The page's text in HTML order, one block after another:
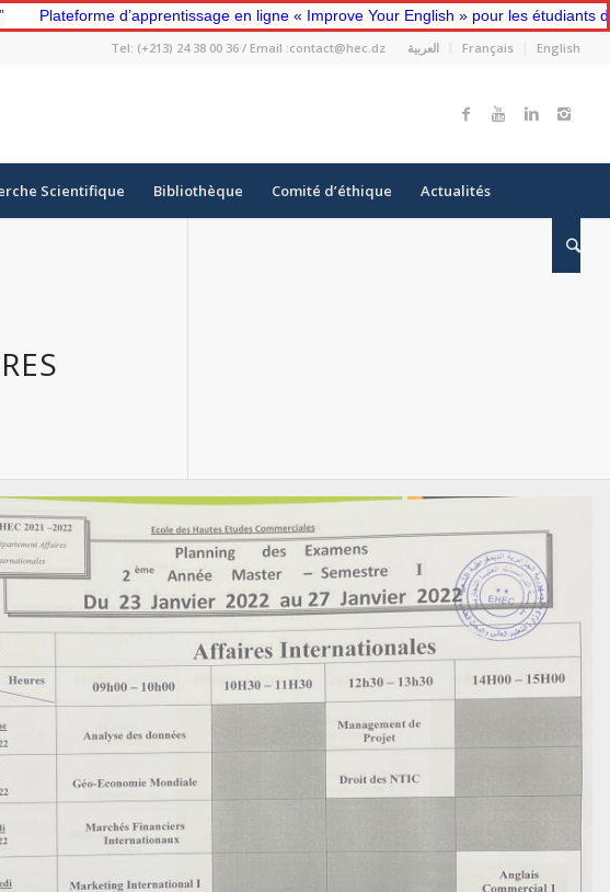
d’apprentissage en ligne « Improve Your English » pour les étudiants de
العربية Français English
Tel: (+213) 24 38 00 36 / Email :contact@hec.dz
Scientifique Bibliothèque Comité d’éthique Actualités